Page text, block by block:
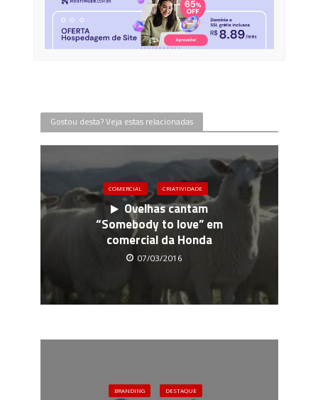
Gostou desta? Veja estas relacionadas
COMERCIAL CRIATIVIDADE
Ovelhas cantam
“Somebody to love” em
comercial da Honda
07/03/2016
BRANDING DESTAQUE